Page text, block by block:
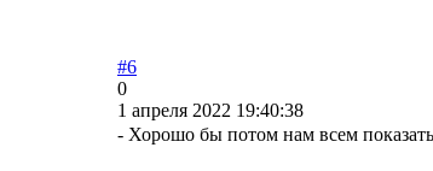
#6
0
1 апреля 2022 19:40:38
- Хорошо бы потом нам всем